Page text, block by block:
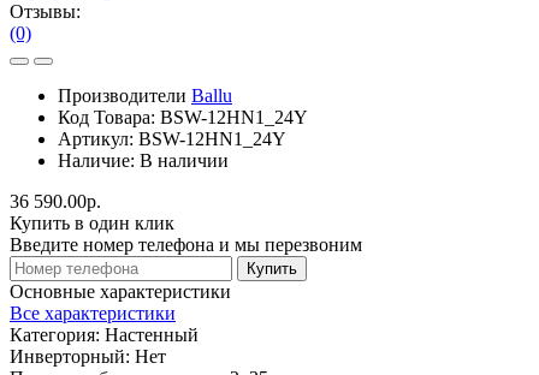
Отзывы:
(0)
Производители Ballu
Код Товара: BSW-12HN1_24Y
Артикул: BSW-12HN1_24Y
Наличие: В наличии
36 590.00р.
Купить в один клик
Введите номер телефона и мы перезвоним
Купить
Основные характеристики
Все характеристики
Категория: Настенный
Инверторный: Нет